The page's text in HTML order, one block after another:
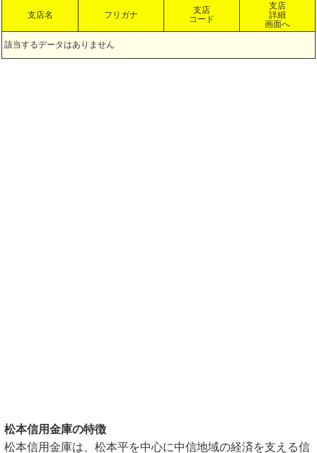
支店名 フリガナ
支店
コード
支店
詳細
画面へ
該当するデータはありません
松本信用金庫の特徴
松本信用金庫は、松本平を中心に中信地域の経済を支える信